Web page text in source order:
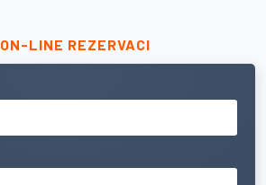
ON-LINE REZERVACI